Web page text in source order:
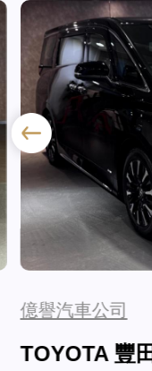
億譽汽車公司
TOYOTA 豐田